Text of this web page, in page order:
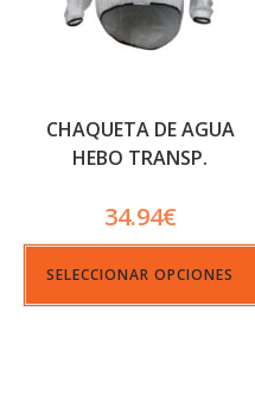
CHAQUETA DE AGUA
HEBO TRANSP.
34.94€
SELECCIONAR OPCIONES